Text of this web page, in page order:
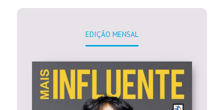
EDIÇÃO MENSAL